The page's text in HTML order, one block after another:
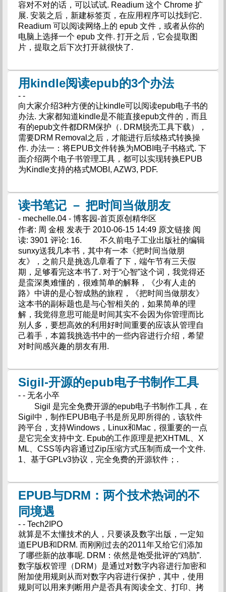
容对不对的话，可以试试. Readium 这个 Chrome 扩
展. 安装之后，新建标签页，在应用程序可以找到它.
Readium 可以阅读网络上的 epub 文件，或者从你的
电脑上选择一个 epub 文件. 打开之后，它会提取图
片，提取之后下次打开就很快了.
用kindle阅读epub的3个办法
- -
向大家介绍3种方便的让kindle可以阅读epub电子书的
办法. 大家都知道kindle是不能直接epub文件的，而且
有的epub文件都DRM保护（. DRM脱壳工具下载），
需要DRM Removal之后，才能进行后续格式转换操
作. 办法一：将EPUB文件转换为MOBI电子书格式. 下
面介绍两个电子书管理工具，都可以实现转换EPUB
为Kindle支持的格式MOBI, AZW3, PDF.
读书笔记 － 把时间当做朋友
- mechelle.04 - 博客园-首页原创精华区
作者: 周 金根 发表于 2010-06-15 14:49 原文链接 阅
读: 3901 评论: 16. 不久前电子工业出版社的编辑
sunxy送我几本书，其中有一本《把时间当做朋
友》，之前只是挑选几章看了下，端午节有三天假
期，足够看完这本书了. 对于“心智”这个词，我觉得还
是蛮深奥难懂的，很难简单的解释，《少有人走的
路》中讲的是心智成熟的旅程，《把时间当做朋友》
这本书的副标题也是与心智相关的，如果简单的理
解，我觉得意思可能是时间其实不会因为你管理而比
别人多，要想高效的利用好时间重要的应该从管理自
己着手，本篇我挑选书中的一些内容进行介绍，希望
对时间感兴趣的朋友有用.
Sigil-开源的epub电子书制作工具
- - 无名小卒
Sigil 是完全免费开源的epub电子书制作工具，在
Sigil中，制作EPUB电子书是所见即所得的，该软件
跨平台，支持Windows，Linux和Mac，很重要的一点
是它完全支持中文. Epub的工作原理是把XHTML、X
ML、CSS等内容通过Zip压缩方式压制而成一个文件.
1、基于GPLv3协议，完全免费的开源软件；.
EPUB与DRM：两个技术热词的不
同境遇
- - Tech2IPO
就算是不太懂技术的人，只要谈及数字出版，一定知
道EPUB和DRM. 而刚刚过去的2011年又给它们添加
了哪些新的故事呢. DRM：依然是饱受批评的“鸡肋”.
数字版权管理（DRM）是通过对数字内容进行加密和
附加使用规则从而对数字内容进行保护，其中，使用
规则可以用来判断用户是否具有阅读全文、打印、拷